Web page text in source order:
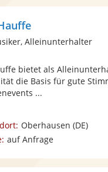
Alleinunterhalter
bietet als
die Basis für gute
...
Oberhausen (DE)
auf Anfrage